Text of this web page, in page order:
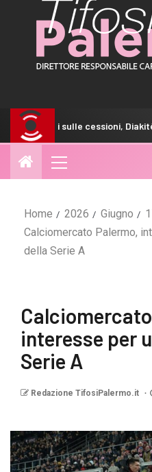
cessioni, Diakitè vicino allo Zulte
Home 2026 Giugno
Calciomercato Palermo,
della Serie A
interesse per
Serie A
Redazione TifosiPalermo.it